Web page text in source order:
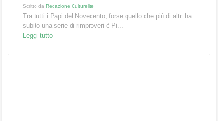
Scritto da Redazione Culturelite
Tra tutti i Papi del Novecento, forse quello che più di altri ha
subito una serie di rimproveri è Pi...
Leggi tutto